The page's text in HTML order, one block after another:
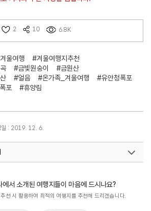
2 10 6.8K
울여행
#겨울여행지추천
#금빛원숭이
#금원산
#얼음 #온가족_겨울여행
#유안청폭포
포 #휴양림
일 : 2019. 12. 6.
에서 소개된 여행지들이 마음에 드시나요?
천 시 활용하여 최적의 여행지를 추천해 드리겠습니다.